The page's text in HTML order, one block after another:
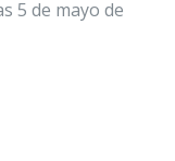
5 de mayo de